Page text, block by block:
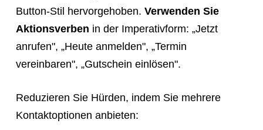
Button-Stil hervorgehoben. Verwenden Sie
Aktionsverben in der Imperativform: „Jetzt
anrufen", „Heute anmelden", „Termin
vereinbaren", „Gutschein einlösen".
Reduzieren Sie Hürden, indem Sie mehrere
Kontaktoptionen anbieten: